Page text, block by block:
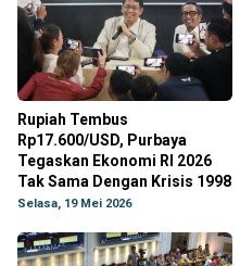
Rupiah Tembus
Rp17.600/USD, Purbaya
Tegaskan Ekonomi RI 2026
Tak Sama Dengan Krisis 1998
Selasa, 19 Mei 2026